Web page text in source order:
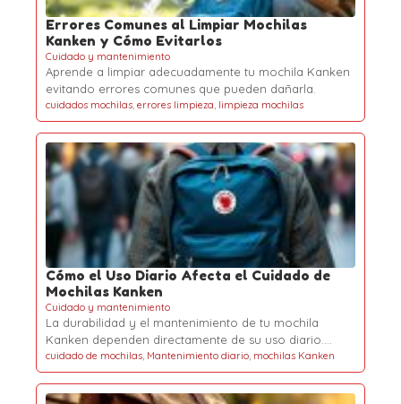
Errores Comunes al Limpiar Mochilas
Kanken y Cómo Evitarlos
Cuidado y mantenimiento
Aprende a limpiar adecuadamente tu mochila Kanken
evitando errores comunes que pueden dañarla.
cuidados mochilas, errores limpieza, limpieza mochilas
Cómo el Uso Diario Afecta el Cuidado de
Mochilas Kanken
Cuidado y mantenimiento
La durabilidad y el mantenimiento de tu mochila
Kanken dependen directamente de su uso diario.…
cuidado de mochilas, Mantenimiento diario, mochilas Kanken